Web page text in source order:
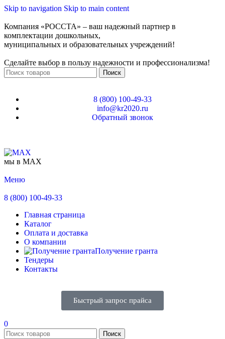
Skip to navigation Skip to main content
Компания «РОССТА» – ваш надежный партнер в
комплектации дошкольных,
муниципальных и образовательных учреждений!
Сделайте выбор в пользу надежности и профессионализма!
Поиск
8 (800) 100-49-33
info@kr2020.ru
Обратный звонок
мы в MAX
Меню
8 (800) 100-49-33
Главная страница
Каталог
Оплата и доставка
О компании
Получение гранта
Тендеры
Контакты
Быстрый запрос прайса
0
Поиск